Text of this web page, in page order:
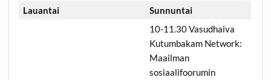
Lauantai
Sunnuntai
10-11.30 Vasudhaiva
Kutumbakam Network:
Maailman
sosiaalifoorumin